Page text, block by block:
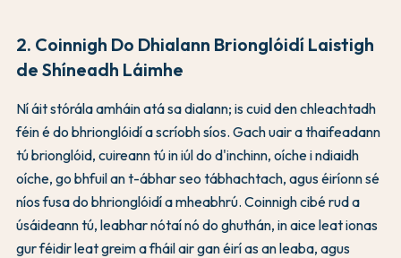
2. Coinnigh Do Dhialann Brionglóidí Laistigh
de Shíneadh Láimhe
Ní áit stórála amháin atá sa dialann; is cuid den chleachtadh
féin é do bhrionglóidí a scríobh síos. Gach uair a thaifeadann
tú brionglóid, cuireann tú in iúl do d'inchinn, oíche i ndiaidh
oíche, go bhfuil an t-ábhar seo tábhachtach, agus éiríonn sé
níos fusa do bhrionglóidí a mheabhrú. Coinnigh cibé rud a
úsáideann tú, leabhar nótaí nó do ghuthán, in aice leat ionas
gur féidir leat greim a fháil air gan éirí as an leaba, agus